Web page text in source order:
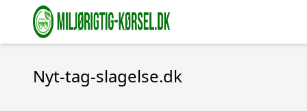
Nyt-tag-slagelse.dk